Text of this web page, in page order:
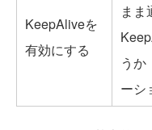
KeepAliveを
有効にする
まま
う
ーシ